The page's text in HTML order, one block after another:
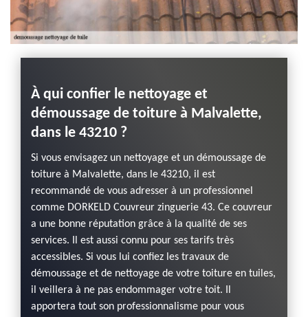
À qui confier le nettoyage et
démoussage de toiture à Malvalette,
dans le 43210 ?
Si vous envisagez un nettoyage et un démoussage de
toiture à Malvalette, dans le 43210, il est
recommandé de vous adresser à un professionnel
comme DORKELD Couvreur zinguerie 43. Ce couvreur
a une bonne réputation grâce à la qualité de ses
services. Il est aussi connu pour ses tarifs très
accessibles. Si vous lui confiez les travaux de
démoussage et de nettoyage de votre toiture en tuiles,
il veillera à ne pas endommager votre toit. Il
apportera tout son professionnalisme pour vous